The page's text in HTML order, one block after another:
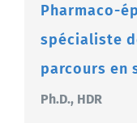
Pharmaco-
spécialiste
parcours en
Ph.D., HDR